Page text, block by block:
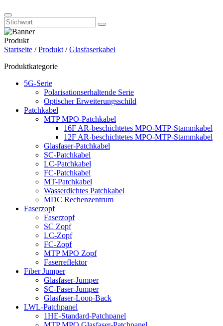
Produkt
Startseite /Produkt /Glasfaserkabel
Produktkategorie
5G-Serie
Polarisationserhaltende Serie
Optischer Erweiterungsschild
Patchkabel
MTP MPO-Patchkabel
16F AR-beschichtetes MPO-MTP-Stammkabel
12F AR-beschichtetes MPO-MTP-Stammkabel
Glasfaser-Patchkabel
SC-Patchkabel
LC-Patchkabel
FC-Patchkabel
MT-Patchkabel
Wasserdichtes Patchkabel
MDC Rechenzentrum
Faserzopf
Faserzopf
SC Zopf
LC-Zopf
FC-Zopf
MTP MPO Zopf
Faserreflektor
Fiber Jumper
Glasfaser-Jumper
SC-Faser-Jumper
Glasfaser-Loop-Back
LWL-Patchpanel
1HE-Standard-Patchpanel